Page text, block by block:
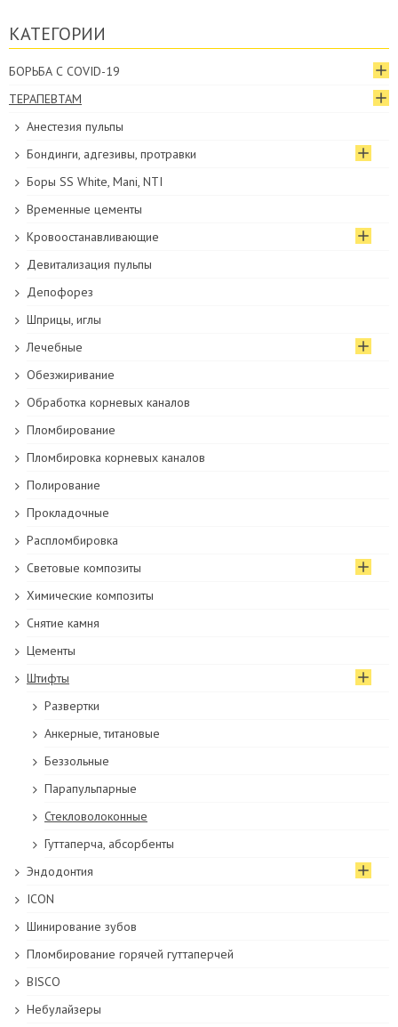
КАТЕГОРИИ
БОРЬБА С COVID-19
ТЕРАПЕВТАМ
Анестезия пульпы
Бондинги, адгезивы, протравки
Боры SS White, Mani, NTI
Временные цементы
Кровоостанавливающие
Девитализация пульпы
Депофорез
Шприцы, иглы
Лечебные
Обезжиривание
Обработка корневых каналов
Пломбирование
Пломбировка корневых каналов
Полирование
Прокладочные
Распломбировка
Световые композиты
Химические композиты
Снятие камня
Цементы
Штифты
Развертки
Анкерные, титановые
Беззольные
Парапульпарные
Стекловолоконные
Гуттаперча, абсорбенты
Эндодонтия
ICON
Шинирование зубов
Пломбирование горячей гуттаперчей
BISCO
Небулайзеры